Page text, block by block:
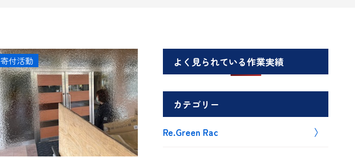
寄付活動 よく見られている作業実績
カテゴリー
Re.Green Rac